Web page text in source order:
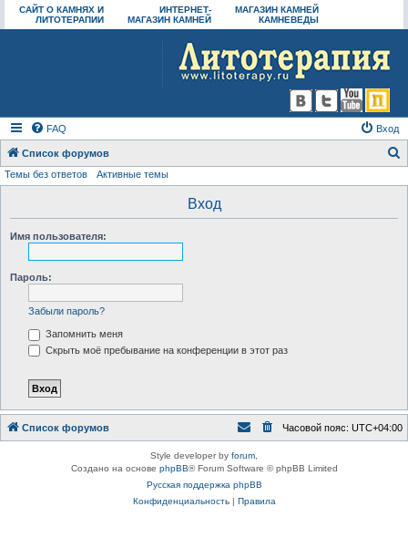
САЙТ О КАМНЯХ И
ЛИТОТЕРАПИИ
ИНТЕРНЕТ-
МАГАЗИН КАМНЕЙ
МАГАЗИН КАМНЕЙ
КАМНЕВЕДЫ
FAQ Вход
Список форумов
Темы без ответов Активные темы
Вход
Имя пользователя:
Пароль:
Забыли пароль?
Запомнить меня
Скрыть моё пребывание на конференции в этот раз
Список форумов Часовой пояс: UTC+04:00
Style developer by forum,
Создано на основе phpBB® Forum Software © phpBB Limited
Русская поддержка phpBB
Конфиденциальность| Правила